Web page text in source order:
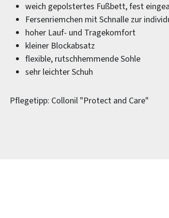
weich gepolstertes Fußbett, fest
Fersenriemchen mit Schnalle zur
hoher Lauf- und Tragekomfort
kleiner Blockabsatz
flexible, rutschhemmende Sohle
sehr leichter Schuh
Pflegetipp: Collonil "Protect and Care"